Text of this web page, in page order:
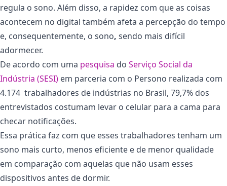
regula o sono. Além disso, a rapidez com que as coisas
acontecem no digital também afeta a percepção do tempo
e, consequentemente, o sono, sendo mais difícil
adormecer.
De acordo com uma pesquisa do Serviço Social da
Indústria (SESI) em parceria com o Persono realizada com
4.174 trabalhadores de indústrias no Brasil, 79,7% dos
entrevistados costumam levar o celular para a cama para
checar notificações.
Essa prática faz com que esses trabalhadores tenham um
sono mais curto, menos eficiente e de menor qualidade
em comparação com aquelas que não usam esses
dispositivos antes de dormir.